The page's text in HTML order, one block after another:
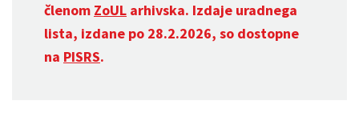
členom ZoUL arhivska. Izdaje uradnega
lista, izdane po 28.2.2026, so dostopne
na PISRS.